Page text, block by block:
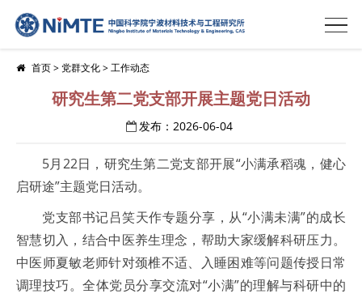
首页>党群文化>工作动态
研究生第二党支部开展主题党日活动
发布：2026-06-04
5月22日，研究生第二党支部开展“小满承稻魂，健心
启研途”主题党日活动。
党支部书记吕笑天作专题分享，从“小满未满”的成长
智慧切入，结合中医养生理念，帮助大家缓解科研压力。
中医师夏敏老师针对颈椎不适、入睡困难等问题传授日常
调理技巧。全体党员分享交流对“小满”的理解与科研中的